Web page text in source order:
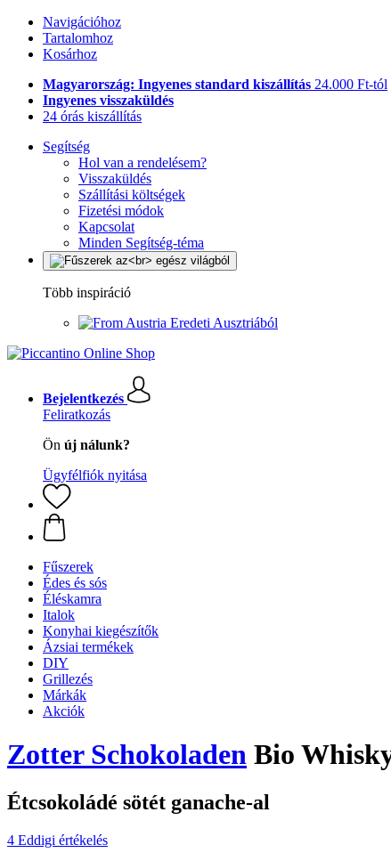
Navigációhoz
Tartalomhoz
Kosárhoz
Magyarország: Ingyenes standard kiszállítás 24.000 Ft-tól
Ingyenes visszaküldés
24 órás kiszállítás
Segítség
Hol van a rendelésem?
Visszaküldés
Szállítási költségek
Fizetési módok
Kapcsolat
Minden Segítség-téma
Több inspiráció
Eredeti Ausztriából
Bejelentkezés
Feliratkozás
Ön új nálunk?
Ügyfélfiók nyitása
Fűszerek
Édes és sós
Éléskamra
Italok
Konyhai kiegészítők
Ázsiai termékek
DIY
Grillezés
Márkák
Akciók
Zotter Schokoladen Bio
Étcsokoládé sötét ganache-al
4 Eddigi értékelés